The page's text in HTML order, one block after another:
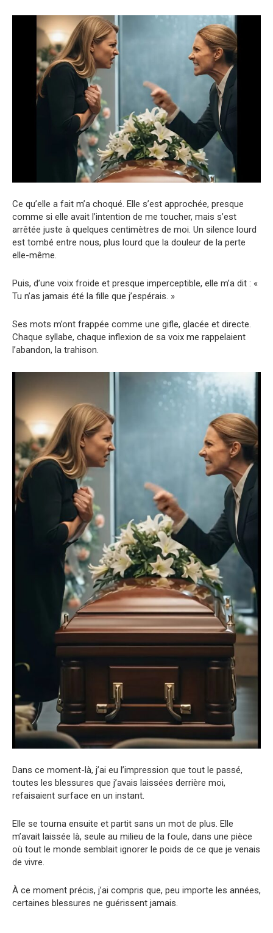
Ce qu’elle a fait m’a choqué. Elle s’est approchée, presque
comme si elle avait l’intention de me toucher, mais s’est
arrêtée juste à quelques centimètres de moi. Un silence lourd
est tombé entre nous, plus lourd que la douleur de la perte
elle-même.
Puis, d’une voix froide et presque imperceptible, elle m’a dit : «
Tu n’as jamais été la fille que j’espérais. »
Ses mots m’ont frappée comme une gifle, glacée et directe.
Chaque syllabe, chaque inflexion de sa voix me rappelaient
l’abandon, la trahison.
Dans ce moment-là, j’ai eu l’impression que tout le passé,
toutes les blessures que j’avais laissées derrière moi,
refaisaient surface en un instant.
Elle se tourna ensuite et partit sans un mot de plus. Elle
m’avait laissée là, seule au milieu de la foule, dans une pièce
où tout le monde semblait ignorer le poids de ce que je venais
de vivre.
À ce moment précis, j’ai compris que, peu importe les années,
certaines blessures ne guérissent jamais.